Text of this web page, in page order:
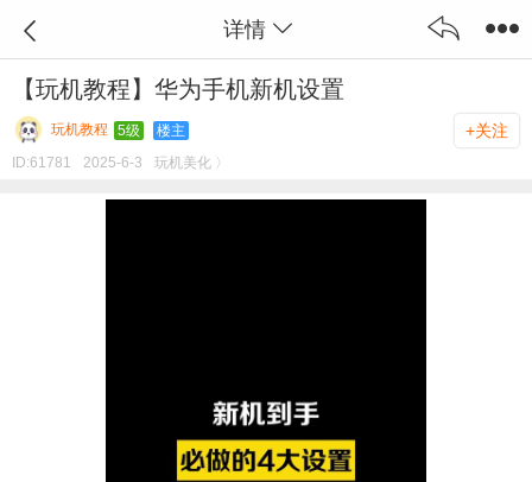
详情
【玩机教程】华为手机新机设置
+关注
玩机教程 5级
楼主
ID:61781 2025-6-3 玩机美化 〉